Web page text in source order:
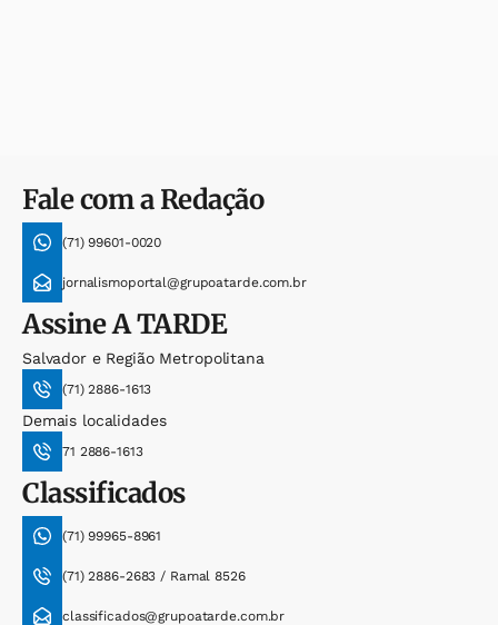
Fale com a Redação
(71) 99601-0020
jornalismoportal@grupoatarde.com.br
AssineA TARDE
Salvador e Região Metropolitana
(71) 2886-1613
Demais localidades
71 2886-1613
Classificados
(71) 99965-8961
(71) 2886-2683 / Ramal 8526
classificados@grupoatarde.com.br